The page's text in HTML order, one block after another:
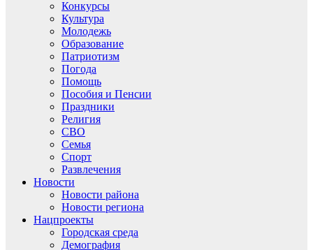
Конкурсы
Культура
Молодежь
Образование
Патриотизм
Погода
Помощь
Пособия и Пенсии
Праздники
Религия
СВО
Семья
Спорт
Развлечения
Новости
Новости района
Новости региона
Нацпроекты
Городская среда
Демография